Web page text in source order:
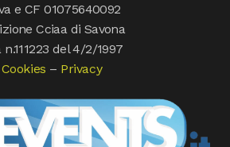
e CF 01075640092
Cciaa di Savona
n.111223 del 4/2/1997
Cookies – Privacy